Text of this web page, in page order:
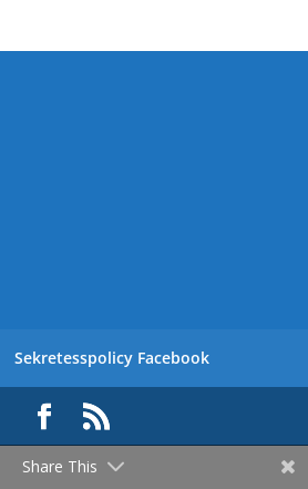
Sekretesspolicy Facebook
Share This